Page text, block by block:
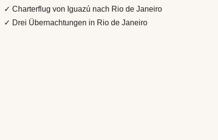
✓ Charterflug von Iguazú nach Rio de Janeiro
✓ Drei Übernachtungen in Rio de Janeiro